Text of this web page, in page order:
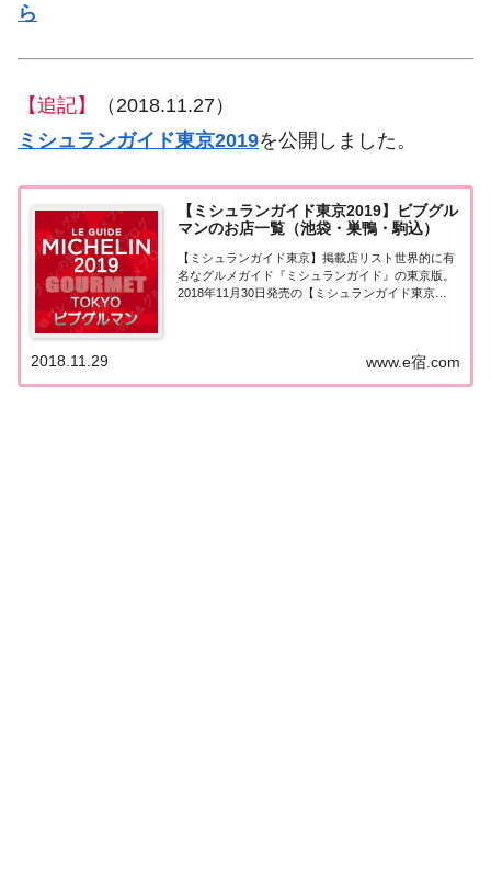
ら
【追記】
（2018.11.27）
ミシュランガイド東京2019を公開しました。
【ミシュランガイド東京2019】ビブグル
マンのお店一覧（池袋・巣鴨・駒込）
【ミシュランガイド東京】掲載店リスト世界的に有
名なグルメガイド『ミシュランガイド』の東京版。
2018年11月30日発売の【ミシュランガイド東京
www.e宿.com
2018.11.29